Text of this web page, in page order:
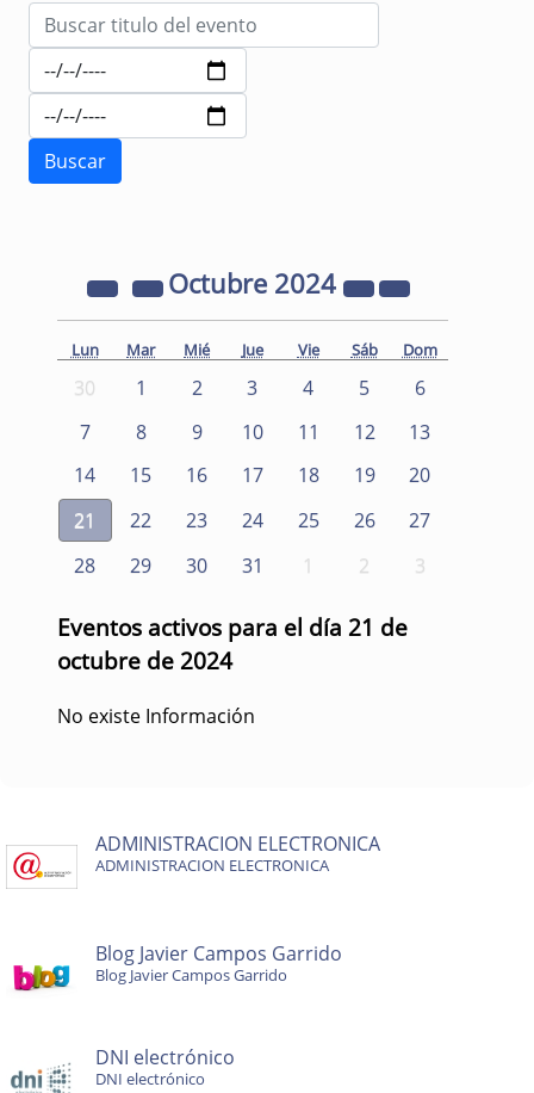
Octubre 2024
Lun Mar Mié Jue Vie Sáb Dom
30 1 2 3 4 5
6
7
8 9 10 11 12
13
14
15 16 17 18 19
20
21
22 23 24 25 26
27
28
29 30 31 1 2 3
Eventos activos para el día 21 de
octubre de 2024
No existe Información
ADMINISTRACION ELECTRONICA
ADMINISTRACION ELECTRONICA
Blog Javier Campos Garrido
Blog Javier Campos Garrido
DNI electrónico
DNI electrónico